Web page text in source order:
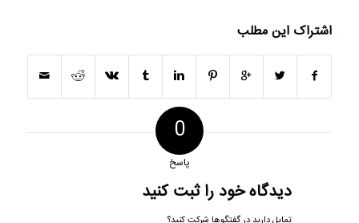
اشتراک این مطلب
0
پاسخ
دیدگاه خود را ثبت کنید